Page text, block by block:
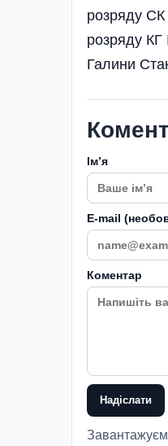
розряду СК
розряду
Галини
Імʼя
E-mail
Коментар
Надіслати